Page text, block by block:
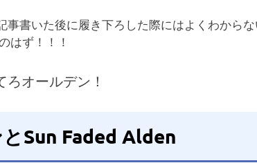
事書いた後に履き下ろした際にはよくわから
はず！！！
オールデン！
Sun Faded Alden